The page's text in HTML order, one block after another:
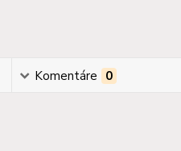
Komentáre 0